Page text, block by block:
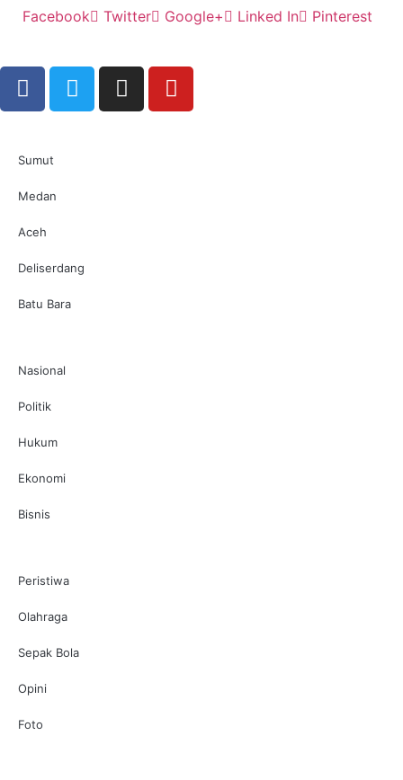
Facebook Twitter Google+ Linked In Pinterest
Sumut
Medan
Aceh
Deliserdang
Batu Bara
Nasional
Politik
Hukum
Ekonomi
Bisnis
Peristiwa
Olahraga
Sepak Bola
Opini
Foto